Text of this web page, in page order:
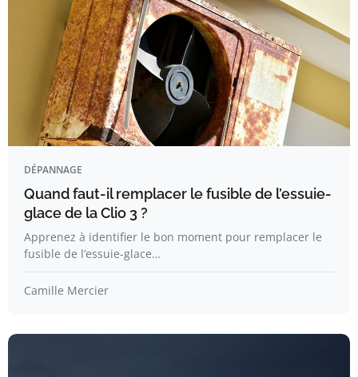
DÉPANNAGE
Quand faut-il remplacer le fusible de l’essuie-
glace de la Clio 3 ?
Apprenez à identifier le bon moment pour remplacer le
fusible de l’essuie-glace…
Camille Mercier